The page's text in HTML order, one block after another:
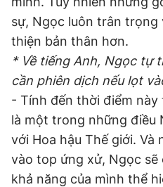
sự, Ngọc luôn trân trọng
thiện bản thân hơn.
* Về tiếng Anh, Ngọc tự
cần phiên dịch nếu lọt
- Tính đến thời điểm
là một trong những điều
với Hoa hậu Thế giới. Và
vào top ứng xử, Ngọc sẽ
khả năng của mình thể